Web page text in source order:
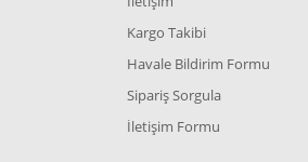
Kargo Takibi
Havale Bildirim Formu
Sipariş Sorgula
İletişim Formu